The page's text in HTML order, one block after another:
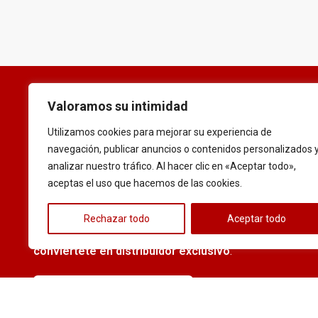
Valoramos su intimidad
Utilizamos cookies para mejorar su experiencia de
navegación, publicar anuncios o contenidos personalizados
analizar nuestro tráfico. Al hacer clic en «Aceptar todo»,
aceptas el uso que hacemos de las cookies.
Rechazar todo Aceptar todo
Sé parte de
FLEXWHEELS
Ofrece calidad y rentabilidad a tus clientes con
nuestras llantas certificadas.Contáctanos y
conviértete en distribuidor exclusivo.